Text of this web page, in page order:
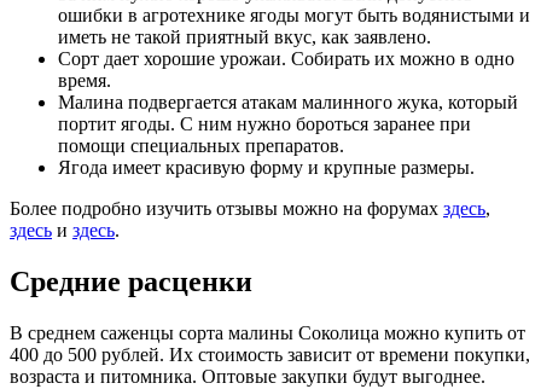
ошибки в агротехнике ягоды могут быть водянистыми и
иметь не такой приятный вкус, как заявлено.
Сорт дает хорошие урожаи. Собирать их можно в одно
время.
Малина подвергается атакам малинного жука, который
портит ягоды. С ним нужно бороться заранее при
помощи специальных препаратов.
Ягода имеет красивую форму и крупные размеры.
Более подробно изучить отзывы можно на форумах здесь,
здесь и здесь.
Средние расценки
В среднем саженцы сорта малины Соколица можно купить от
400 до 500 рублей. Их стоимость зависит от времени покупки,
возраста и питомника. Оптовые закупки будут выгоднее.